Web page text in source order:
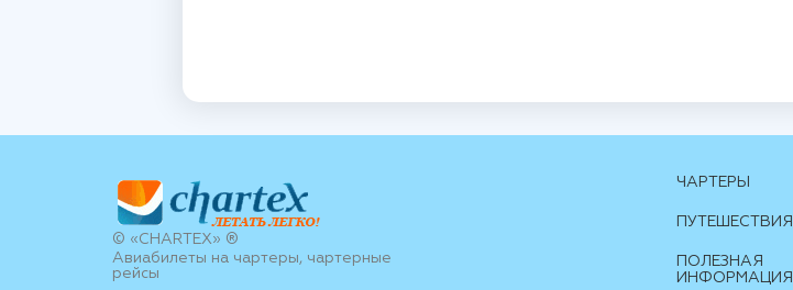
© «CHARTEX» ®
Авиабилеты на чартеры, чартерные
рейсы
ЧАРТЕРЫ
ПУТЕШЕСТВИЯ
ПОЛЕЗНАЯ
ИНФОРМАЦИЯ